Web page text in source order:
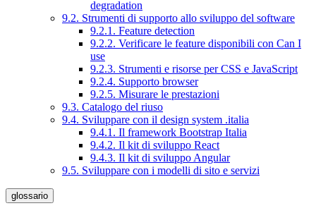
degradation
9.2. Strumenti di supporto allo sviluppo del software
9.2.1. Feature detection
9.2.2. Verificare le feature disponibili con Can I
use
9.2.3. Strumenti e risorse per CSS e JavaScript
9.2.4. Supporto browser
9.2.5. Misurare le prestazioni
9.3. Catalogo del riuso
9.4. Sviluppare con il design system .italia
9.4.1. Il framework Bootstrap Italia
9.4.2. Il kit di sviluppo React
9.4.3. Il kit di sviluppo Angular
9.5. Sviluppare con i modelli di sito e servizi
glossario